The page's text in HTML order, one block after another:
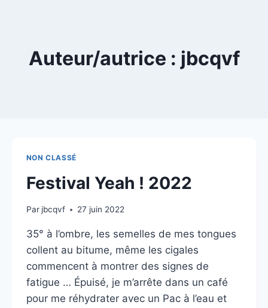
Auteur/autrice : jbcqvf
NON CLASSÉ
Festival Yeah ! 2022
Par jbcqvf 27 juin 2022
35° à l’ombre, les semelles de mes tongues
collent au bitume, même les cigales
commencent à montrer des signes de
fatigue … Épuisé, je m’arrête dans un café
pour me réhydrater avec un Pac à l’eau et